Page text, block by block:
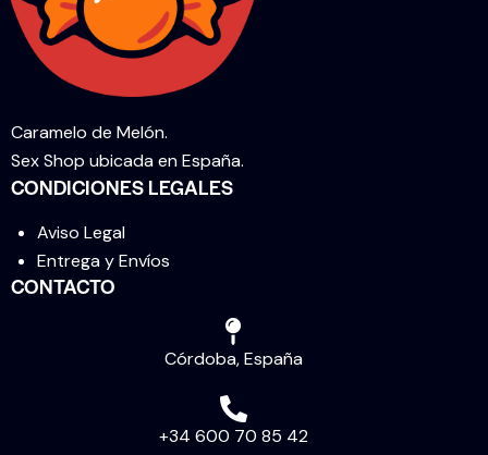
Caramelo de Melón.
Sex Shop ubicada en España.
CONDICIONES LEGALES
Aviso Legal
Entrega y Envíos
CONTACTO
Córdoba, España
+34 600 70 85 42